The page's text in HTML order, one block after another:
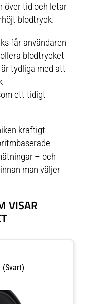
över tid och letar
blodtryck.
får användaren
blodtrycket
tydliga med att
ett tidigt
kraftigt
– och
man väljer
VISAR
(svart)